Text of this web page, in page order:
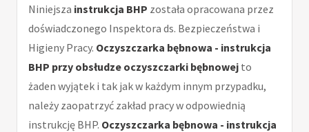
Niniejsza instrukcja BHP została opracowana przez
doświadczonego Inspektora ds. Bezpieczeństwa i
Higieny Pracy. Oczyszczarka bębnowa - instrukcja
BHP przy obsłudze oczyszczarki bębnowej to
żaden wyjątek i tak jak w każdym innym przypadku,
należy zaopatrzyć zakład pracy w odpowiednią
instrukcję BHP. Oczyszczarka bębnowa - instrukcja